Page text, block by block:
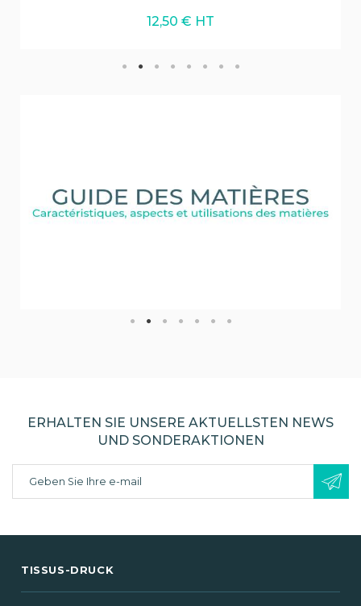
12,50 € HT
ERHALTEN SIE UNSERE AKTUELLSTEN NEWS
UND SONDERAKTIONEN
TISSUS-DRUCK